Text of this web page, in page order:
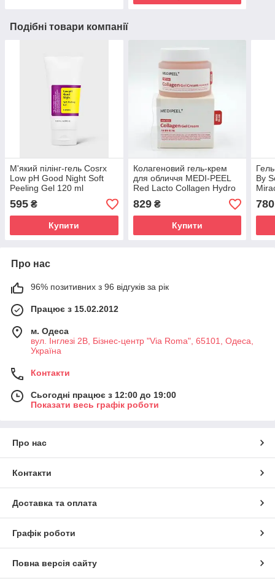
Подібні товари компанії
М'який пілінг-гель Cosrx
Low pH Good Night Soft
Peeling Gel 120 ml
595 ₴
Купити
Колагеновий гель-крем
для обличчя MEDI-PEEL
Red Lacto Collagen Hydro
Gel Cream, 80ml
829₴
Купити
By
780
Про нас
96% позитивних з 96 відгуків за рік
Працює з 15.02.2012
м. Одеса
вул. Інглезі 2В, Бізнес-центр "Via Roma", 65101, Одеса,
Україна
Контакти
Сьогодні працює з 12:00 до 19:00
Показати весь графік роботи
Про нас
Контакти
Доставка та оплата
Графік роботи
Повна версія сайту